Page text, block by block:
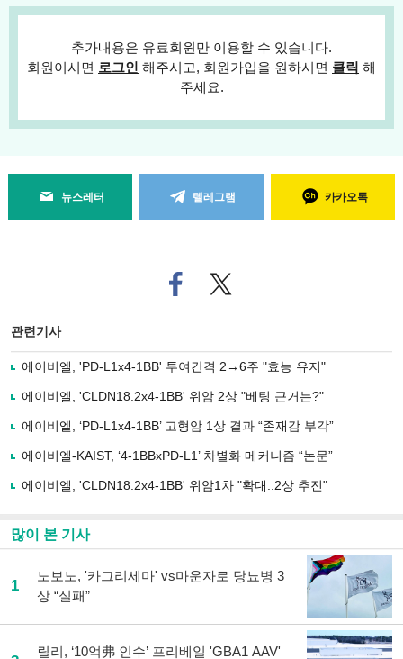
추가내용은 유료회원만 이용할 수 있습니다.
회원이시면 로그인 해주시고, 회원가입을 원하시면 클릭 해
주세요.
뉴스레터 텔레그램 카카오톡
페
이
로
기
사
유
기
트위
터로
관련기사
에이비엘, 'PD-L1x4-1BB' 투여간격 2→6주 "효능 유지"
에이비엘, 'CLDN18.2x4-1BB' 위암 2상 "베팅 근거는?"
에이비엘, ‘PD-L1x4-1BB’ 고형암 1상 결과 “존재감 부각”
에이비엘-KAIST, ‘4-1BBxPD-L1’ 차별화 메커니즘 “논문”
에이비엘, 'CLDN18.2x4-1BB' 위암1차 "확대..2상 추진"
많이 본 기사
1
노보노, '카그리세마' vs마운자로 당뇨병 3
상 “실패”
릴리, ‘10억弗 인수’ 프리베일 'GBA1 AAV'